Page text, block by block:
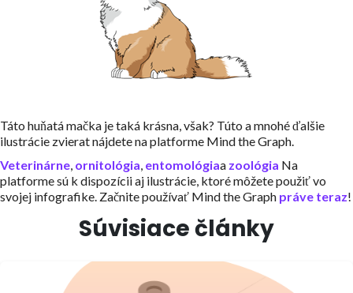
Táto huňatá mačka je taká krásna, však? Túto a mnohé ďalšie
ilustrácie zvierat nájdete na platforme Mind the Graph.
Veterinárne, ornitológia, entomológiaa zoológia Na
platforme sú k dispozícii aj ilustrácie, ktoré môžete použiť vo
svojej infografike. Začnite používať Mind the Graph práve teraz!
Súvisiace články